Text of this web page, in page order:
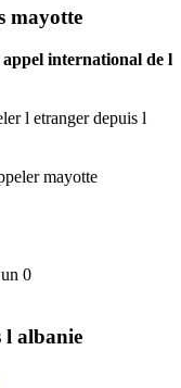
mayotte
appel international de l
l etranger depuis l
mayotte
0
l albanie